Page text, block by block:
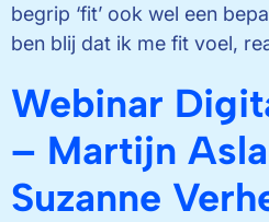
begrip ‘fit’ ook wel een
ben blij dat ik me fit voel,
Webinar
– Martijn
Suzanne